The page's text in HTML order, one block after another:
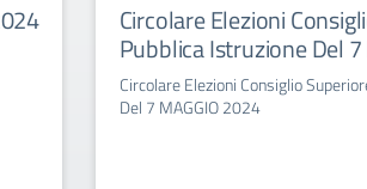
Circolare Elezioni
Pubblica Istruzione Del
Circolare Elezioni Consiglio
Del 7 MAGGIO 2024